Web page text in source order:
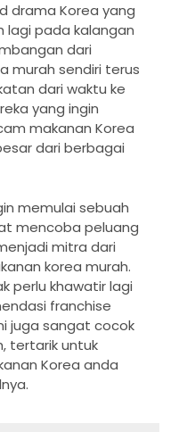
drama Korea yang
lagi pada kalangan
dari
murah sendiri terus
dari waktu ke
yang ingin
makanan Korea
dari berbagai
memulai sebuah
mencoba peluang
mitra dari
korea murah.
perlu khawatir lagi
franchise
juga sangat cocok
tertarik untuk
Korea anda